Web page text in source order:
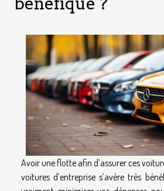
Avoir une flotte afin d’assurer ces
voitures d’entreprise s’avère très